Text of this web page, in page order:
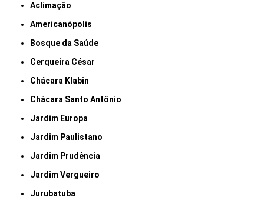
Aclimação
Americanópolis
Bosque da Saúde
Cerqueira César
Chácara Klabin
Chácara Santo Antônio
Jardim Europa
Jardim Paulistano
Jardim Prudência
Jardim Vergueiro
Jurubatuba